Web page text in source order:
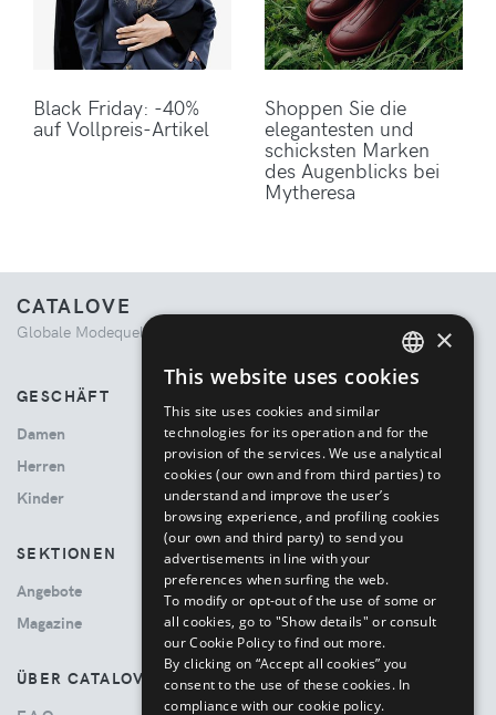
Black Friday: -40%
auf Vollpreis-Artikel
Shoppen Sie die
elegantesten und
schicksten Marken
des Augenblicks bei
Mytheresa
CATALOVE
Globale Modequelle. Kuratiertes Einkaufserlebnis.
GESCHÄFT
Damen
Herren
Kinder
SEKTIONEN
Angebote
Magazine
ÜBER CATALOVE
ENGLISH
×
This website uses cookies
This site uses cookies and similar
technologies for its operation and for the
provision of the services. We use analytical
cookies (our own and from third parties) to
understand and improve the user’s
browsing experience, and profiling cookies
(our own and third party) to send you
advertisements in line with your
preferences when surfing the web.
To modify or opt-out of the use of some or
all cookies, go to "Show details" or consult
our Cookie Policy to find out more.
By clicking on “Accept all cookies” you
consent to the use of these cookies. In
compliance with our cookie policy.